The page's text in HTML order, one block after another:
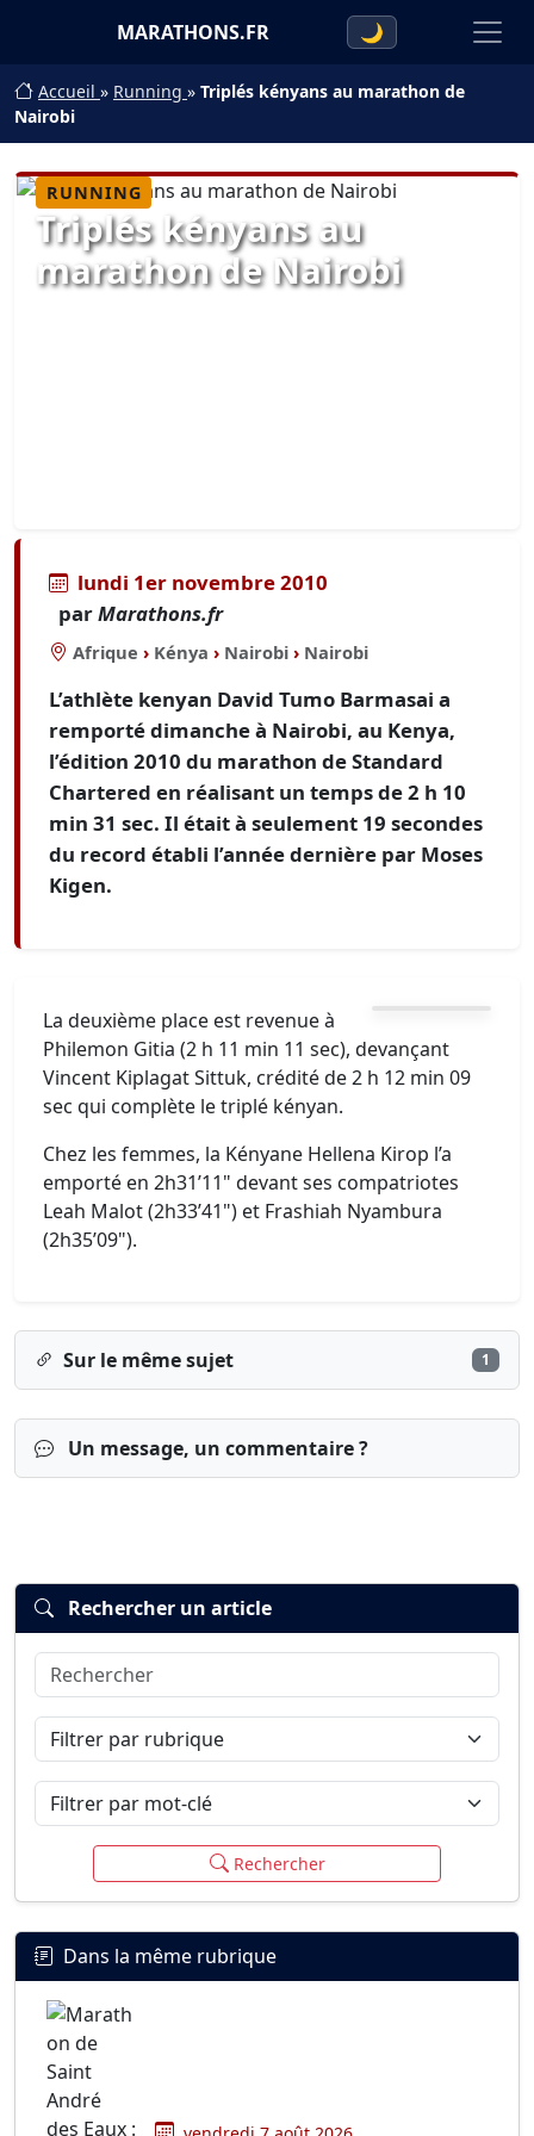
MARATHONS.FR 🌙
Accueil » Running » Triplés kényans au marathon de
Nairobi
RUNNING
Triplés kényans au
marathon de Nairobi
lundi 1er novembre 2010
parMarathons.fr
Afrique › Kénya › Nairobi › Nairobi
L’athlète kenyan David Tumo Barmasai a
remporté dimanche à Nairobi, au Kenya,
l’édition 2010 du marathon de Standard
Chartered en réalisant un temps de 2 h 10
min 31 sec. Il était à seulement 19 secondes
du record établi l’année dernière par Moses
Kigen.
La deuxième place est revenue à
Philemon Gitia (2 h 11 min 11 sec), devançant
Vincent Kiplagat Sittuk, crédité de 2 h 12 min 09
sec qui complète le triplé kényan.
Chez les femmes, la Kényane Hellena Kirop l’a
emporté en 2h31’11" devant ses compatriotes
Leah Malot (2h33’41") et Frashiah Nyambura
(2h35’09").
Sur le même sujet 1
Un message, un commentaire ?
Connexion
Rechercher un article
Rechercher
Filtrer par rubrique
Filtrer par mot-clé
Rechercher
Dans la même rubrique